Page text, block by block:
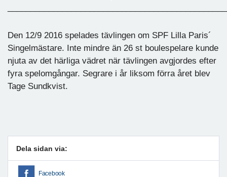
Den 12/9 2016 spelades tävlingen om SPF Lilla Paris´
Singelmästare. Inte mindre än 26 st boulespelare kunde
njuta av det härliga vädret när tävlingen avgjordes efter
fyra spelomgångar. Segrare i år liksom förra året blev
Tage Sundkvist.
Dela sidan via:
Facebook